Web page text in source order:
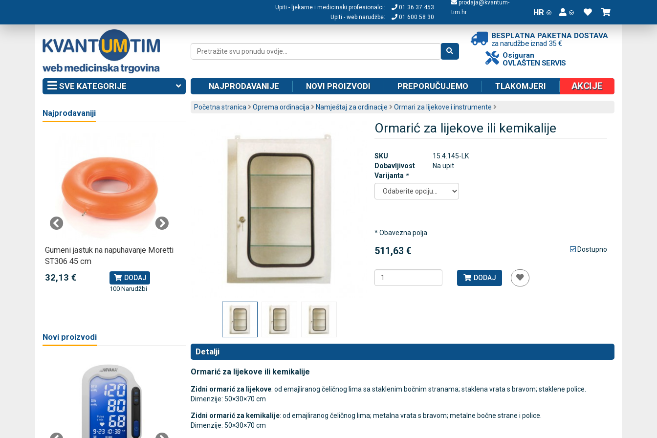
Upiti - ljekarne i medicinski profesionalci:
01 36 37 453
Upiti - web narudžbe:
01 600 58 30
prodaja@kvantum-
tim.hr
HR
BESPLATNA PAKETNA DOSTAVA
za narudžbe iznad 35 €
Osiguran
OVLAŠTEN SERVIS
SVE KATEGORIJE NAJPRODAVANIJE NOVI PROIZVODI PREPORUČUJEMO TLAKOMJERI AKCIJE
Početna stranica Oprema ordinacija Namještaj za ordinacije Ormari za lijekove i instrumente
Ormarić za lijekove ili kemikalije
SKU
15.4.145-LK
Dobavljivost
Na upit
Varijanta *
* Obavezna polja
511,63 € Dostupno
DODAJ
Detalji
Ormarić za lijekove ili kemikalije
Zidni ormarić za lijekove: od emajliranog čeličnog lima sa staklenim bočnim stranama; staklena vrata s bravom; staklene police.
Dimenzije: 50×30×70 cm
Zidni ormarić za kemikalije: od emajliranog čeličnog lima; metalna vrata s bravom; metalne bočne strane i police.
Dimenzije: 50×30×70 cm
Najprodavaniji
Gumeni jastuk na napuhavanje Moretti
ST306 45 cm
32,13 € DODAJ
100 Narudžbi
Rossmax NB500 profesionalni
kompresorski inhalator
DODAJ
Antidekubitalni madrac FOFO
komorama i kompresorom |
Kvantum-tim
Antidekubitalni madrac FOFO
tim
75,60 €
Novi proizvodi